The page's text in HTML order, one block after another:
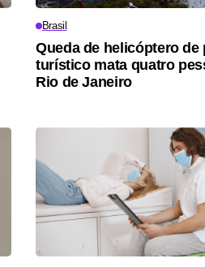
Brasil
Queda de helicóptero de
turístico mata quatro
Rio de Janeiro